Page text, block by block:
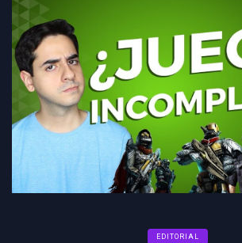
EDITORIAL